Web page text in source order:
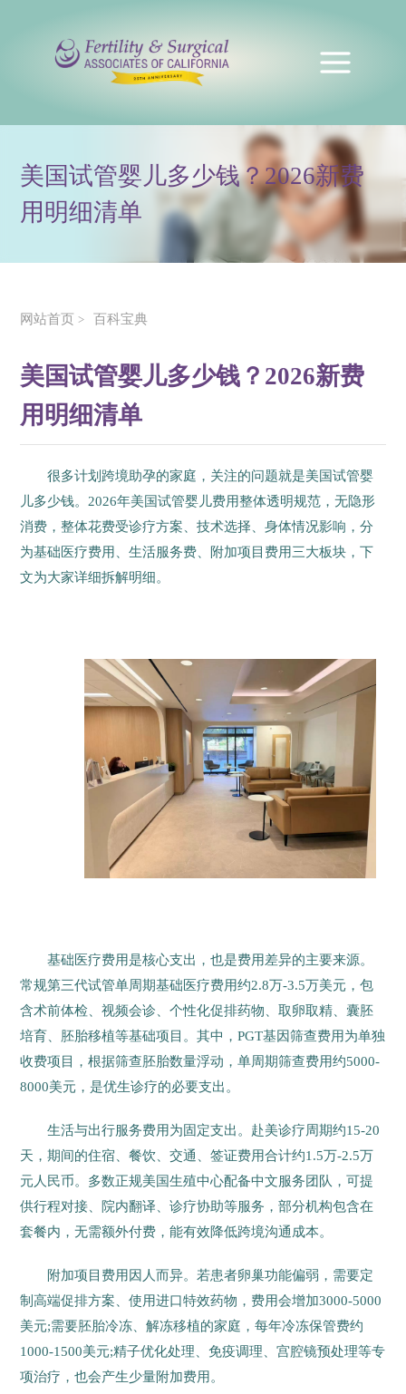
美国试管婴儿多少钱？2026新费
用明细清单
网站首页 > 百科宝典
美国试管婴儿多少钱？2026新费
用明细清单
很多计划跨境助孕的家庭，关注的问题就是美国试管婴
儿多少钱。2026年美国试管婴儿费用整体透明规范，无隐形
消费，整体花费受诊疗方案、技术选择、身体情况影响，分
为基础医疗费用、生活服务费、附加项目费用三大板块，下
文为大家详细拆解明细。
基础医疗费用是核心支出，也是费用差异的主要来源。
常规第三代试管单周期基础医疗费用约2.8万-3.5万美元，包
含术前体检、视频会诊、个性化促排药物、取卵取精、囊胚
培育、胚胎移植等基础项目。其中，PGT基因筛查费用为单独
收费项目，根据筛查胚胎数量浮动，单周期筛查费用约5000-
8000美元，是优生诊疗的必要支出。
生活与出行服务费用为固定支出。赴美诊疗周期约15-20
天，期间的住宿、餐饮、交通、签证费用合计约1.5万-2.5万
元人民币。多数正规美国生殖中心配备中文服务团队，可提
供行程对接、院内翻译、诊疗协助等服务，部分机构包含在
套餐内，无需额外付费，能有效降低跨境沟通成本。
附加项目费用因人而异。若患者卵巢功能偏弱，需要定
制高端促排方案、使用进口特效药物，费用会增加3000-5000
美元;需要胚胎冷冻、解冻移植的家庭，每年冷冻保管费约
1000-1500美元;精子优化处理、免疫调理、宫腔镜预处理等专
项治疗，也会产生少量附加费用。